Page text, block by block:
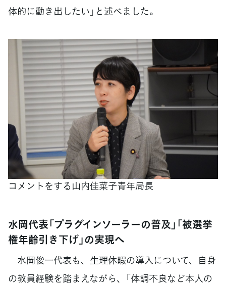
体的に動き出したい」と述べました。
コメントをする山内佳菜子青年局長
水岡代表「プラグインソーラーの普及」「被選挙
権年齢引き下げ」の実現へ
水岡俊一代表も、生理休暇の導入について、自身
の教員経験を踏まえながら、「体調不良など本人の